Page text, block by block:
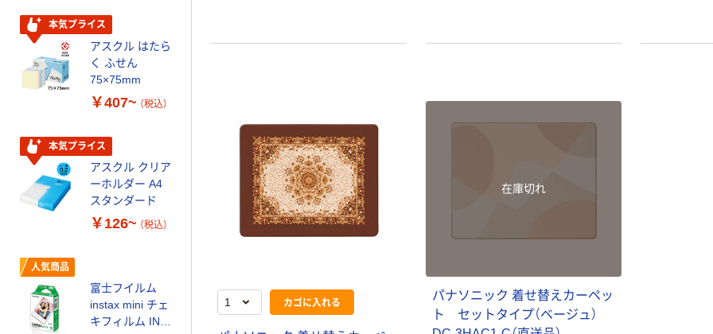
カゴに入れる
在庫切れ
パナソニック 着せ替えカーペッ
ト セットタイプ（ベージュ）
本気プライス
アスクル はたら
く ふせん
75×75mm
￥407~ （税込）
本気プライス
アスクル クリア
ーホルダー A4
スタンダード
￥126~ （税込）
人気商品
富士フイルム
instax mini チェ
キフィルム INS
スクル スマート
コンパクト ビ
ビッド PEFC認
証
￥328~ （税込）
オリジナル
コピー用紙 マ
ルチペーパー
スーパーエコノ
本気プライス
【ガムテープ】ア
サイズ
アスクル はたら
本気プライス
ペーパータオル
￥12,100~
アスクル はたら